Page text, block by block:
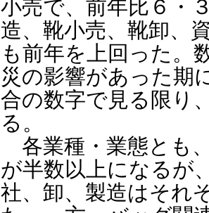
小売で、前年比６・
造、靴小売、靴卸、
も前年を上回った。
災の影響があった期
合の数字で見る限り
る。
各業種・業態とも
が半数以上になるが
社、卸、製造はそれ